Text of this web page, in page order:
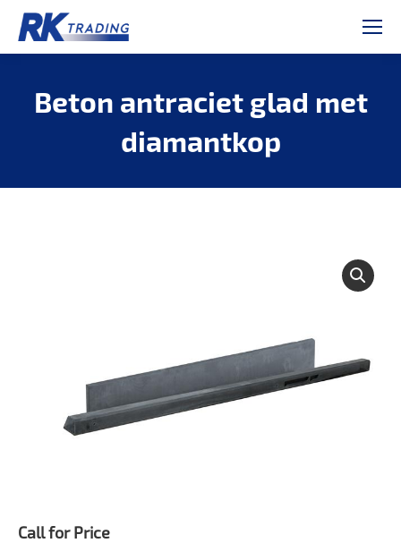
Beton antraciet glad met
diamantkop
Call for Price